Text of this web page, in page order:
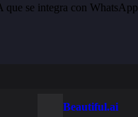
se integra con
Beautiful.ai